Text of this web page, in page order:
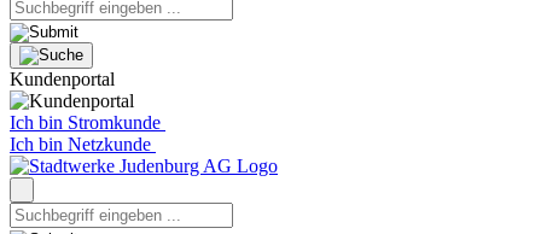
Kundenportal
Ich bin Stromkunde
Ich bin Netzkunde